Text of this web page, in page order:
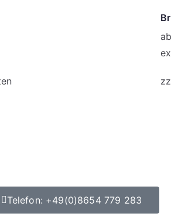
Telefon: +49(0)8654 779 283